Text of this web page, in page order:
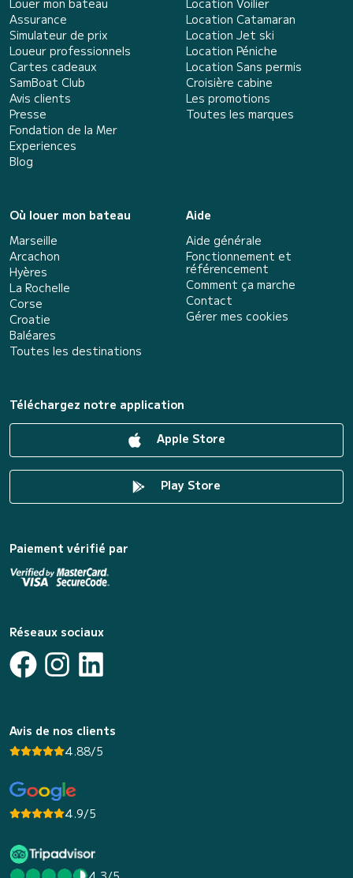
Assurance
Simulateur de prix
Loueur professionnels
Cartes cadeaux
SamBoat Club
Avis clients
Presse
Fondation de la Mer
Experiences
Blog
Location Catamaran
Location Jet ski
Location Péniche
Location Sans permis
Croisière cabine
Les promotions
Toutes les marques
Où louer mon bateau
Marseille
Arcachon
Hyères
La Rochelle
Corse
Croatie
Baléares
Toutes les destinations
Aide
Aide générale
Fonctionnement et
référencement
Comment ça marche
Contact
Gérer mes cookies
Téléchargez notre application
Apple Store
Play Store
Paiement vérifié par
Réseaux sociaux
Avis de nos clients
4.88/5
4.9/5